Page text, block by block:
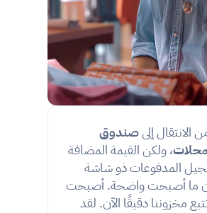
الانتقال إلى
صندوق
، ولكن القيمة المضافة
التي يقدمها صندوق تسجيل المدفوعات ذو شاشة
اللمس من محال سرعان ما أصبحت واضحة. أصبحت
إدارة الطلبات سلسة، وتتبع مخزوننا دقيقًا الآن. لقد